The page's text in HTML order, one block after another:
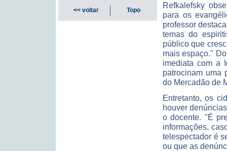
Refkalefsky
para os
professor
temas do
público que
mais espaço."
imediata com a
patrocinam uma
do Mercadão de
Entretanto, os
houver
o docente. "É
informações,
telespectador é
ou que as
<< voltar Topo